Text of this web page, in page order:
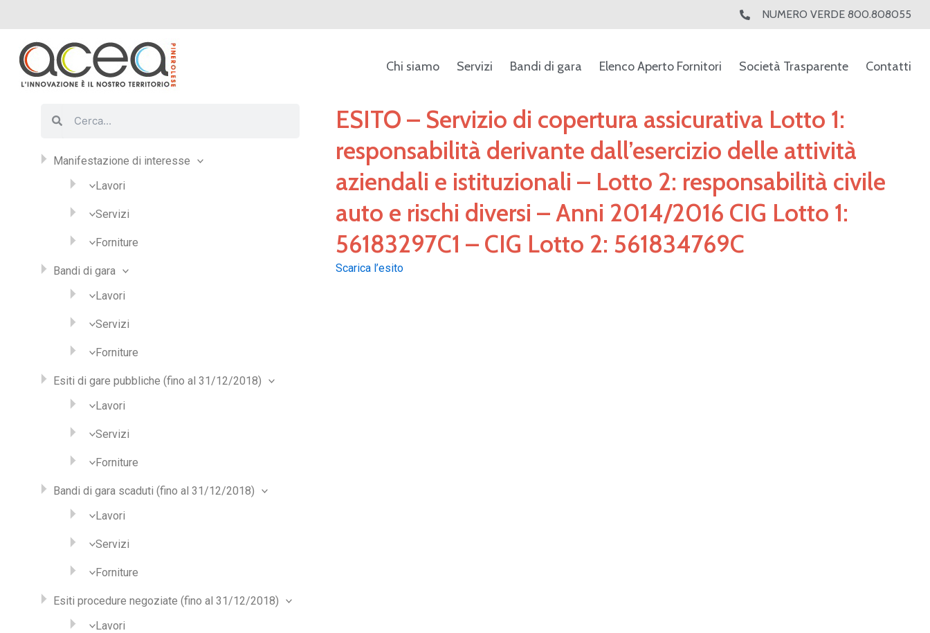
al
contenuto
NUMERO VERDE 800.808055
Chi siamo Servizi Bandi di gara Elenco Aperto Fornitori Società Trasparente Contatti
Manifestazione di interesse
Lavori
Servizi
Forniture
Bandi di gara
Lavori
Servizi
Forniture
Esiti di gare pubbliche (fino al 31/12/2018)
Lavori
Servizi
Forniture
Bandi di gara scaduti (fino al 31/12/2018)
Lavori
Servizi
Forniture
Esiti procedure negoziate (fino al 31/12/2018)
Lavori
ESITO – Servizio di copertura assicurativa Lotto 1:
responsabilità derivante dall’esercizio delle attività
aziendali e istituzionali – Lotto 2: responsabilità civile
auto e rischi diversi – Anni 2014/2016 CIG Lotto 1:
56183297C1 – CIG Lotto 2: 561834769C
Scarica l’esito